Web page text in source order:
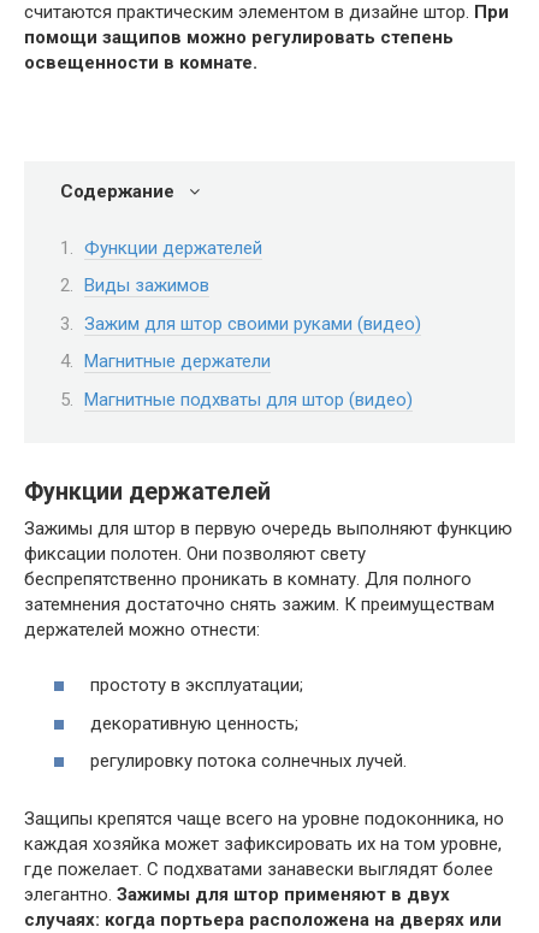
считаются практическим элементом в дизайне штор. При
помощи защипов можно регулировать степень
освещенности в комнате.
Содержание
Функции держателей
Виды зажимов
Зажим для штор своими руками (видео)
Магнитные держатели
Магнитные подхваты для штор (видео)
Функции держателей
Зажимы для штор в первую очередь выполняют функцию
фиксации полотен. Они позволяют свету
беспрепятственно проникать в комнату. Для полного
затемнения достаточно снять зажим. К преимуществам
держателей можно отнести:
простоту в эксплуатации;
декоративную ценность;
регулировку потока солнечных лучей.
Защипы крепятся чаще всего на уровне подоконника, но
каждая хозяйка может зафиксировать их на том уровне,
где пожелает. С подхватами занавески выглядят более
элегантно. Зажимы для штор применяют в двух
случаях: когда портьера расположена на дверях или